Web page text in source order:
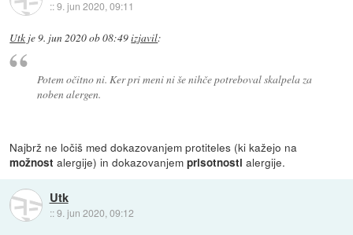
::9. jun 2020, 09:11
Utk je9. jun 2020 ob 08:49izjavil:
Potem očitno ni. Ker pri meni ni še nihče potreboval skalpela za
noben alergen.
Najbrž ne ločiš med dokazovanjem protiteles (ki kažejo na
možnostalergije) in dokazovanjemprisotnostialergije.
Utk
::9. jun 2020, 09:12